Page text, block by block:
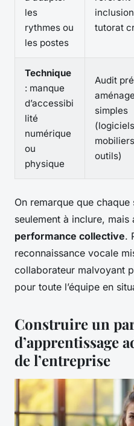
les
rythmes ou
les postes
tutorat
Technique
: manque
d’accessibi
lité
numérique
ou
physique
Audit
simples
outils)
On remarque que
seulement à inclure, mais
performance collective.
reconnaissance vocale
collaborateur malvoyant
pour toute l’équipe en
Construire un
d’apprentissage
de l’entreprise